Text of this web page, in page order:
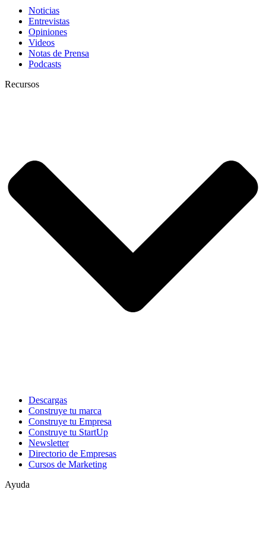
Noticias
Entrevistas
Opiniones
Videos
Notas de Prensa
Podcasts
Recursos
Descargas
Construye tu marca
Construye tu Empresa
Construye tu StartUp
Newsletter
Directorio de Empresas
Cursos de Marketing
Ayuda